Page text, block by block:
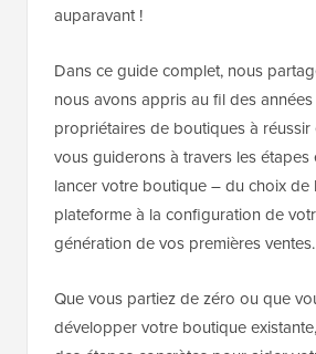
auparavant !
Dans ce guide complet, nous
nous avons appris au fil des
propriétaires de boutiques à réussir
vous guiderons à travers les étapes
lancer votre boutique – du choix de
plateforme à la configuration de
génération de vos premières ventes.
Que vous partiez de zéro ou que
développer votre boutique